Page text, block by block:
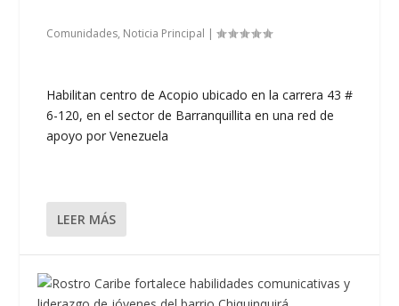
Comunidades, Noticia Principal |
Habilitan centro de Acopio ubicado en la carrera 43 #
6-120, en el sector de Barranquillita en una red de
apoyo por Venezuela
LEER MÁS